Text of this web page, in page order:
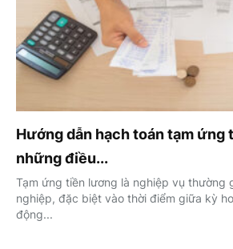
Hướng dẫn hạch toán tạm ứng
những điều...
Tạm ứng tiền lương là nghiệp vụ thường
nghiệp, đặc biệt vào thời điểm giữa kỳ
động...